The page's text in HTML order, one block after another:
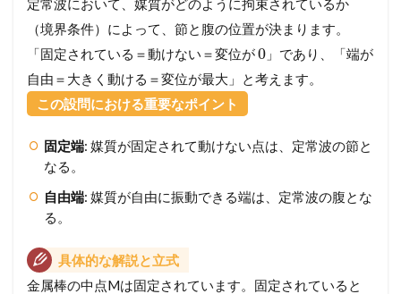
定常波において、媒質がどのように拘束されているか
（境界条件）によって、節と腹の位置が決まります。
「固定されている＝動けない＝変位が0 」であり、「端が
自由＝大きく動ける＝変位が最大」と考えます。
この設問における重要なポイント
固定端: 媒質が固定されて動けない点は、定常波の節と
なる。
自由端: 媒質が自由に振動できる端は、定常波の腹とな
る。
具体的な解説と立式
金属棒の中点Mは固定されています。固定されていると